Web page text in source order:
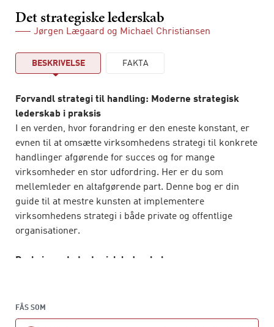
Det strategiske lederskab
Jørgen Lægaard og Michael Christiansen
BESKRIVELSE FAKTA
Forvandl strategi til handling: Moderne strategisk
lederskab i praksis
I en verden, hvor forandring er den eneste konstant, er
evnen til at omsætte virksomhedens strategi til konkrete
handlinger afgørende for succes og for mange
virksomheder en stor udfordring. Her er du som
mellemleder en altafgørende part. Denne bog er din
guide til at mestre kunsten at implementere
virksomhedens strategi i både private og offentlige
organisationer.
Praksisnært strategisk lederskab
får du som leder, foruden at træne dit lederskab,
praksisnære redskaber til at omsætte vision, mission og
FÅS SOM